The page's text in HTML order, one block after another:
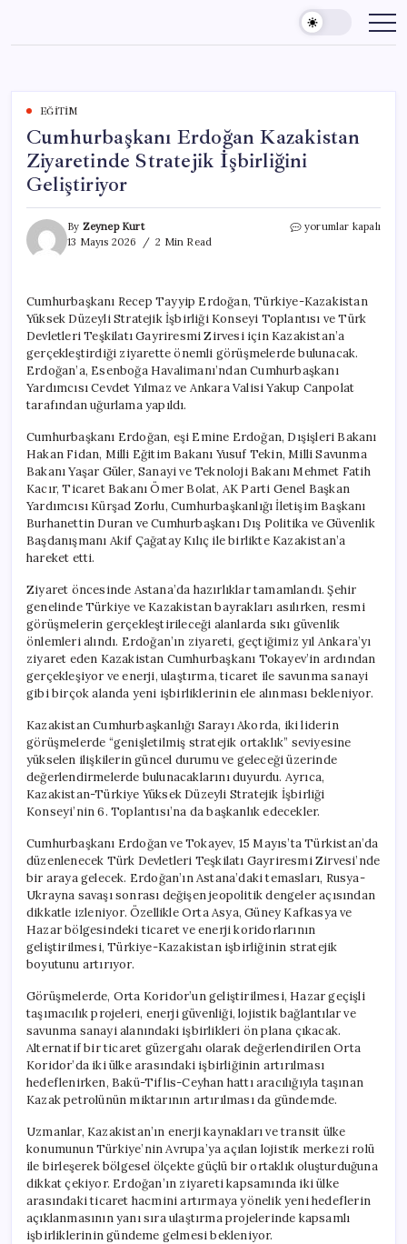
content
EĞITIM
Cumhurbaşkanı Erdoğan Kazakistan
Ziyaretinde Stratejik İşbirliğini
Geliştiriyor
By Zeynep Kurt
13 Mayıs 2026
2 Min Read
Cumhurbaşkanı
İşbirliğini
Geliştiriyor
için
yorumlar kapalı
Cumhurbaşkanı Recep Tayyip Erdoğan, Türkiye-Kazakistan
Yüksek Düzeyli Stratejik İşbirliği Konseyi Toplantısı ve Türk
Devletleri Teşkilatı Gayriresmi Zirvesi için Kazakistan’a
gerçekleştirdiği ziyarette önemli görüşmelerde bulunacak.
Erdoğan’a, Esenboğa Havalimanı’ndan Cumhurbaşkanı
Yardımcısı Cevdet Yılmaz ve Ankara Valisi Yakup Canpolat
tarafından uğurlama yapıldı.
Cumhurbaşkanı Erdoğan, eşi Emine Erdoğan, Dışişleri Bakanı
Hakan Fidan, Milli Eğitim Bakanı Yusuf Tekin, Milli Savunma
Bakanı Yaşar Güler, Sanayi ve Teknoloji Bakanı Mehmet Fatih
Kacır, Ticaret Bakanı Ömer Bolat, AK Parti Genel Başkan
Yardımcısı Kürşad Zorlu, Cumhurbaşkanlığı İletişim Başkanı
Burhanettin Duran ve Cumhurbaşkanı Dış Politika ve Güvenlik
Başdanışmanı Akif Çağatay Kılıç ile birlikte Kazakistan’a
hareket etti.
Ziyaret öncesinde Astana’da hazırlıklar tamamlandı. Şehir
genelinde Türkiye ve Kazakistan bayrakları asılırken, resmi
görüşmelerin gerçekleştirileceği alanlarda sıkı güvenlik
önlemleri alındı. Erdoğan’ın ziyareti, geçtiğimiz yıl Ankara’yı
ziyaret eden Kazakistan Cumhurbaşkanı Tokayev’in ardından
gerçekleşiyor ve enerji, ulaştırma, ticaret ile savunma sanayi
gibi birçok alanda yeni işbirliklerinin ele alınması bekleniyor.
Kazakistan Cumhurbaşkanlığı Sarayı Akorda, iki liderin
görüşmelerde “genişletilmiş stratejik ortaklık” seviyesine
yükselen ilişkilerin güncel durumu ve geleceği üzerinde
değerlendirmelerde bulunacaklarını duyurdu. Ayrıca,
Kazakistan-Türkiye Yüksek Düzeyli Stratejik İşbirliği
Konseyi’nin 6. Toplantısı’na da başkanlık edecekler.
Cumhurbaşkanı Erdoğan ve Tokayev, 15 Mayıs’ta Türkistan’da
düzenlenecek Türk Devletleri Teşkilatı Gayriresmi Zirvesi’nde
bir araya gelecek. Erdoğan’ın Astana’daki temasları, Rusya-
Ukrayna savaşı sonrası değişen jeopolitik dengeler açısından
dikkatle izleniyor. Özellikle Orta Asya, Güney Kafkasya ve
Hazar bölgesindeki ticaret ve enerji koridorlarının
geliştirilmesi, Türkiye-Kazakistan işbirliğinin stratejik
boyutunu artırıyor.
Görüşmelerde, Orta Koridor’un geliştirilmesi, Hazar geçişli
taşımacılık projeleri, enerji güvenliği, lojistik bağlantılar ve
savunma sanayi alanındaki işbirlikleri ön plana çıkacak.
Alternatif bir ticaret güzergahı olarak değerlendirilen Orta
Koridor’da iki ülke arasındaki işbirliğinin artırılması
hedeflenirken, Bakü-Tiflis-Ceyhan hattı aracılığıyla taşınan
Kazak petrolünün miktarının artırılması da gündemde.
Uzmanlar, Kazakistan’ın enerji kaynakları ve transit ülke
konumunun Türkiye’nin Avrupa’ya açılan lojistik merkezi rolü
ile birleşerek bölgesel ölçekte güçlü bir ortaklık oluşturduğuna
dikkat çekiyor. Erdoğan’ın ziyareti kapsamında iki ülke
arasındaki ticaret hacmini artırmaya yönelik yeni hedeflerin
açıklanmasının yanı sıra ulaştırma projelerinde kapsamlı
işbirliklerinin gündeme gelmesi bekleniyor.